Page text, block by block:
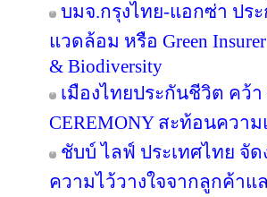
บมจ.กรุงไทย-แอกซ่า ปร
แวดล้อม หรือ Green
& Biodiversity
เมืองไทยประกันชีวิต คว้า
CEREMONY สะท้อนควา
ชับบ์ ไลฟ์ ประเทศไทย จั
ความไว้วางใจจากลูกค้าแ